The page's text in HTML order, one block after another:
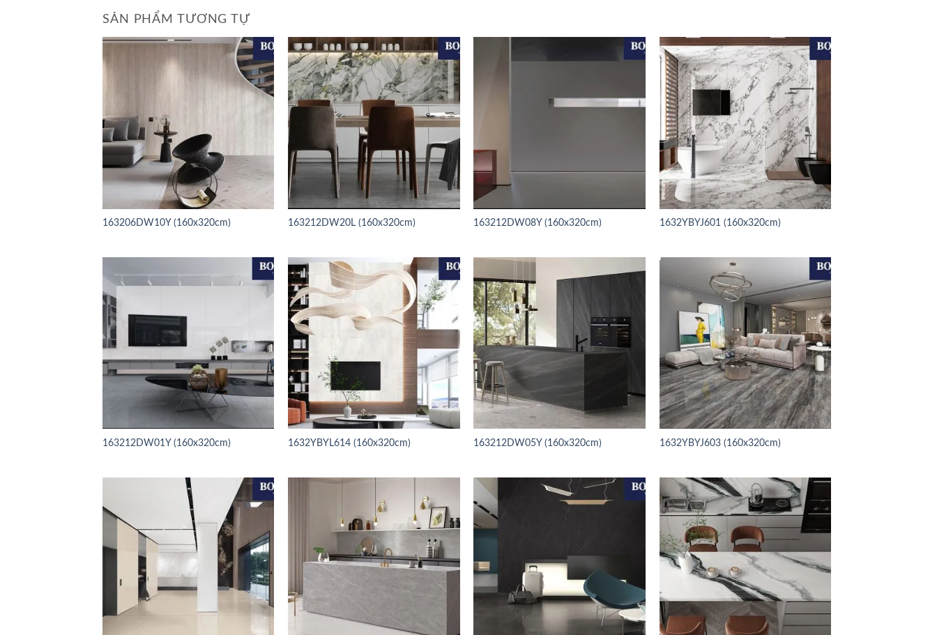
SẢN PHẨM TƯƠNG TỰ
163206DW10Y (160x320cm) 163212DW20L (160x320cm) 163212DW08Y (160x320cm) 1632YBYJ601 (160x320cm)
163212DW01Y (160x320cm) 1632YBYL614 (160x320cm) 163212DW05Y (160x320cm) 1632YBYJ603 (160x320cm)